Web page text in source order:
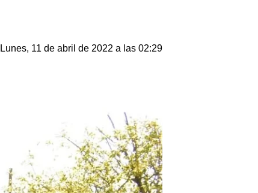
Lunes, 11 de abril de 2022 a las 02:29